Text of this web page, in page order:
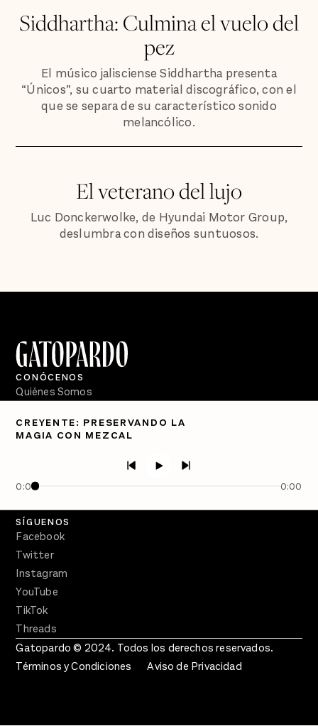
Siddhartha: Culmina el vuelo del
pez
El músico jalisciense Siddhartha presenta
“Únicos”, su cuarto material discográfico, con el
que se separa de su característico sonido
melancólico.
El veterano del lujo
Luc Donckerwolke, de Hyundai Motor Group,
deslumbra con diseños suntuosos.
CREYENTE: PRESERVANDO LA
MAGIA CON MEZCAL
0:00 0:00
CONÓCENOS
Quiénes Somos
PÓDCASTS
Crecer en Distopía
SÍGUENOS
Facebook
Twitter
Instagram
YouTube
TikTok
Threads
Gatopardo © 2024. Todos los derechos reservados.
Términos y Condiciones
Aviso de Privacidad